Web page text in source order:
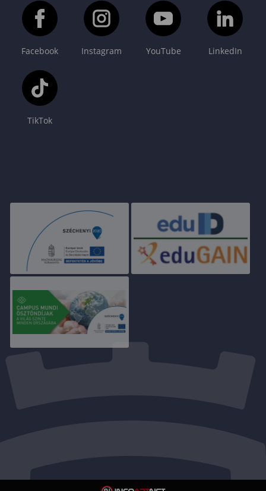
Facebook Instagram YouTube LinkedIn
TikTok